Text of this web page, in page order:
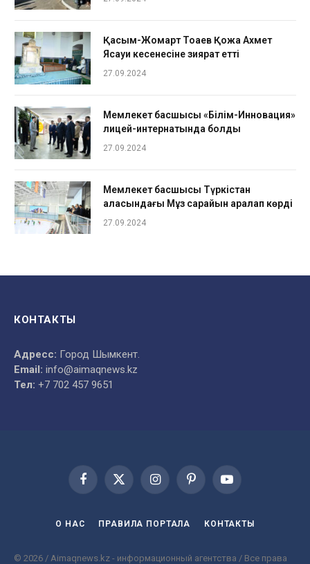
Қасым-Жомарт Тоқаев Қожа Ахмет
Ясауи кесенесіне зиярат етті
27.09.2024
Мемлекет басшысы «Білім-Инновация»
лицей-интернатында болды
27.09.2024
Мемлекет басшысы Түркістан
қаласындағы Мұз сарайын аралап көрді
27.09.2024
КОНТАКТЫ
Адресс: Город Шымкент.
Email: info@aimaqnews.kz
Тел: +7 702 457 9651
Facebook
X
InstagramPinterestYouTube
О НАС ПРАВИЛА ПОРТАЛА КОНТАКТЫ
© 2026 / Aimaqnews.kz - информационный агентства / Все права